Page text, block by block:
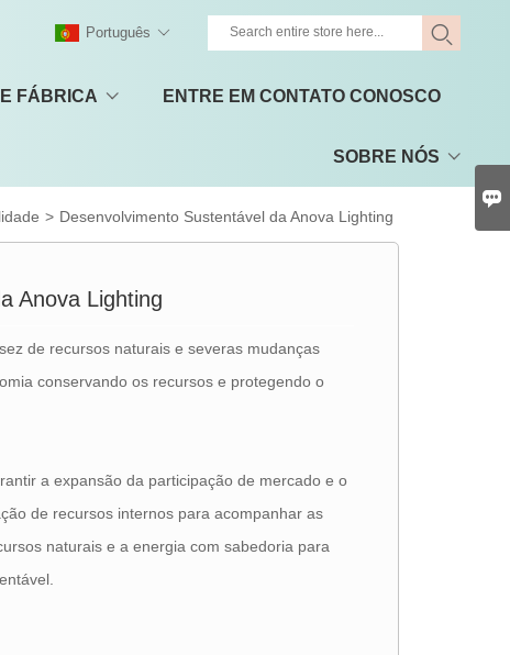
FÁBRICA ENTRE EM CONTATO CONOSCO
SOBRE NÓS
Português
> Desenvolvimento Sustentável da Anova Lighting
Anova Lighting
de recursos naturais e severas mudanças
conservando os recursos e protegendo o
a expansão da participação de mercado e o
de recursos internos para acompanhar as
naturais e a energia com sabedoria para
